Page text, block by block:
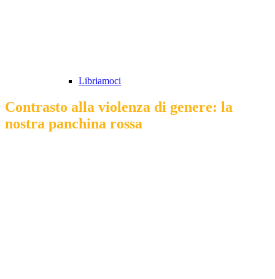
Libriamoci
Contrasto alla violenza di genere: la
nostra panchina rossa